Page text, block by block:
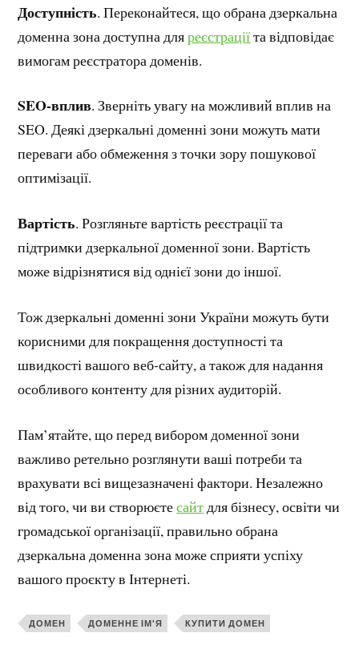
Доступність. Переконайтеся, що обрана дзеркальна
доменна зона доступна дляреєстраціїта відповідає
вимогам реєстратора доменів.
SEO-вплив. Зверніть увагу на можливий вплив на
SEO. Деякі дзеркальні доменні зони можуть мати
переваги або обмеження з точки зору пошукової
оптимізації.
Вартість. Розгляньте вартість реєстрації та
підтримки дзеркальної доменної зони. Вартість
може відрізнятися від однієї зони до іншої.
Тож дзеркальні доменні зони України можуть бути
корисними для покращення доступності та
швидкості вашого веб-сайту, а також для надання
особливого контенту для різних аудиторій.
Пам’ятайте, що перед вибором доменної зони
важливо ретельно розглянути ваші потреби та
врахувати всі вищезазначені фактори. Незалежно
від того, чи ви створюєтесайт для бізнесу, освіти чи
громадської організації, правильно обрана
дзеркальна доменна зона може сприяти успіху
вашого проєкту в Інтернеті.
ДОМЕН ДОМЕННЕ ІМ'Я КУПИТИ ДОМЕН